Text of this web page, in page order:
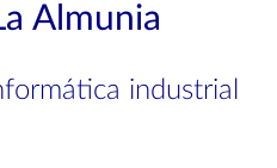
Almunia
industrial